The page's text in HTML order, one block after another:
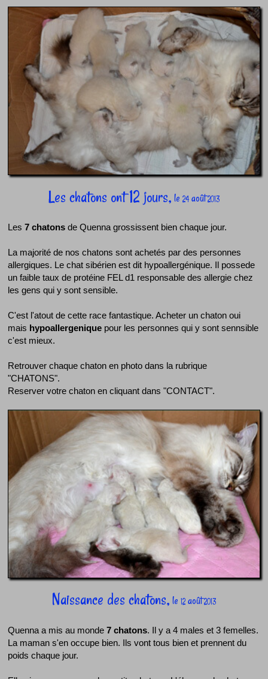
Les chatons ont 12 jours, le 24août2013
Les7 chatons de Quenna grossissent bien chaque jour.
La majorité de nos chatons sont achetés par des personnes
allergiques. Le chat sibérien est dit hypoallergénique. Il possede
un faible taux de protéine FEL d1 responsable des allergie chez
les gens qui y sont sensible.
C'est l'atout de cette race fantastique. Acheter un chaton oui
mais hypoallergenique pour les personnes qui y sont sennsible
c'est mieux.
Retrouver chaque chaton en photo dans la rubrique
"CHATONS".
Reserver votre chaton en cliquant dans "CONTACT".
Naissance des chatons, le 12août2013
Quenna a mis au monde7 chatons. Il y a 4 males et 3 femelles.
La maman s'en occupe bien. Ils vont tous bien et prennent du
poids chaque jour.